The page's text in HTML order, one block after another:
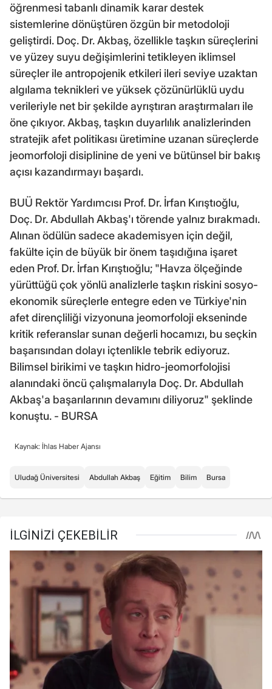
öğrenmesi tabanlı dinamik karar destek
sistemlerine dönüştüren özgün bir metodoloji
geliştirdi. Doç. Dr. Akbaş, özellikle taşkın süreçlerini
ve yüzey suyu değişimlerini tetikleyen iklimsel
süreçler ile antropojenik etkileri ileri seviye uzaktan
algılama teknikleri ve yüksek çözünürlüklü uydu
verileriyle net bir şekilde ayrıştıran araştırmaları ile
öne çıkıyor. Akbaş, taşkın duyarlılık analizlerinden
stratejik afet politikası üretimine uzanan süreçlerde
jeomorfoloji disiplinine de yeni ve bütünsel bir bakış
açısı kazandırmayı başardı.
BUÜ Rektör Yardımcısı Prof. Dr. İrfan Kırıştıoğlu,
Doç. Dr. Abdullah Akbaş'ı törende yalnız bırakmadı.
Alınan ödülün sadece akademisyen için değil,
fakülte için de büyük bir önem taşıdığına işaret
eden Prof. Dr. İrfan Kırıştıoğlu; "Havza ölçeğinde
yürüttüğü çok yönlü analizlerle taşkın riskini sosyo-
ekonomik süreçlerle entegre eden ve Türkiye'nin
afet dirençliliği vizyonuna jeomorfoloji ekseninde
kritik referanslar sunan değerli hocamızı, bu seçkin
başarısından dolayı içtenlikle tebrik ediyoruz.
Bilimsel birikimi ve taşkın hidro-jeomorfolojisi
alanındaki öncü çalışmalarıyla Doç. Dr. Abdullah
Akbaş'a başarılarının devamını diliyoruz" şeklinde
konuştu. - BURSA
Kaynak: İhlas Haber Ajansı
Uludağ Üniversitesi Abdullah Akbaş Eğitim Bilim Bursa